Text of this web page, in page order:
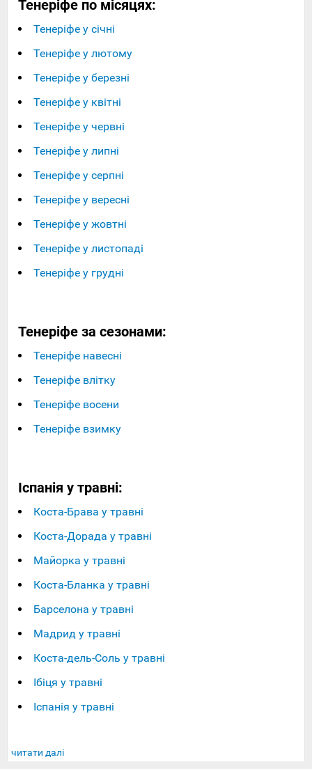
Тенеріфе по місяцях:
Тенеріфе у січні
Тенеріфе у лютому
Тенеріфе у березні
Тенеріфе у квітні
Тенеріфе у червні
Тенеріфе у липні
Тенеріфе у серпні
Тенеріфе у вересні
Тенеріфе у жовтні
Тенеріфе у листопаді
Тенеріфе у грудні
Тенеріфе за сезонами:
Тенеріфе навесні
Тенеріфе влітку
Тенеріфе восени
Тенеріфе взимку
Іспанія у травні:
Коста-Брава у травні
Коста-Дорада у травні
Майорка у травні
Коста-Бланка у травні
Барселона у травні
Мадрид у травні
Коста-дель-Соль у травні
Ібіця у травні
Іспанія у травні
читати далі